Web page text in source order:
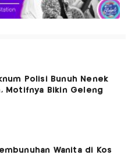
Polisi Bunuh Nenek
Motifnya Bikin Geleng
Wanita di Kos